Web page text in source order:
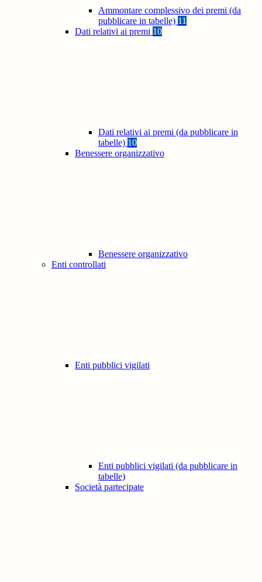
Ammontare complessivo dei premi (da
pubblicare in tabelle) 11
Dati relativi ai premi 10
Dati relativi ai premi (da pubblicare in
tabelle) 10
Benessere organizzativo
Benessere organizzativo
Enti controllati
Enti pubblici vigilati
Enti pubblici vigilati (da pubblicare in
tabelle)
Società partecipate